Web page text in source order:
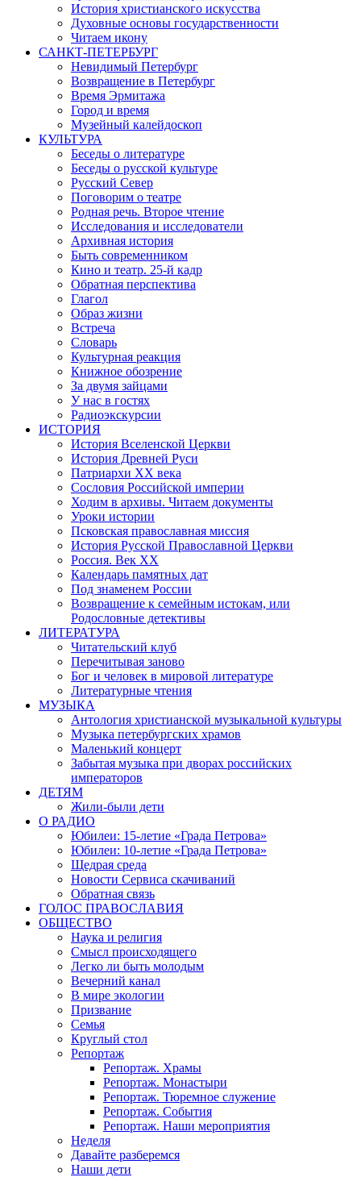
История христианского искусства
Духовные основы государственности
Читаем икону
САНКТ-ПЕТЕРБУРГ
Невидимый Петербург
Возвращение в Петербург
Время Эрмитажа
Город и время
Музейный калейдоскоп
КУЛЬТУРА
Беседы о литературе
Беседы о русской культуре
Русский Север
Поговорим о театре
Родная речь. Второе чтение
Исследования и исследователи
Архивная история
Быть современником
Кино и театр. 25-й кадр
Обратная перспектива
Глагол
Образ жизни
Встреча
Словарь
Культурная реакция
Книжное обозрение
За двумя зайцами
У нас в гостях
Радиоэкскурсии
ИСТОРИЯ
История Вселенской Церкви
История Древней Руси
Патриархи XX века
Сословия Российской империи
Ходим в архивы. Читаем документы
Уроки истории
Псковская православная миссия
История Русской Православной Церкви
Россия. Век ХХ
Календарь памятных дат
Под знаменем России
Возвращение к семейным истокам, или
Родословные детективы
ЛИТЕРАТУРА
Читательский клуб
Перечитывая заново
Бог и человек в мировой литературе
Литературные чтения
МУЗЫКА
Антология христианской музыкальной культуры
Музыка петербургских храмов
Маленький концерт
Забытая музыка при дворах российских
императоров
ДЕТЯМ
Жили-были дети
О РАДИО
Юбилеи: 15-летие «Града Петрова»
Юбилеи: 10-летие «Града Петрова»
Щедрая среда
Новости Сервиса скачиваний
Обратная связь
ГОЛОС ПРАВОСЛАВИЯ
ОБЩЕСТВО
Наука и религия
Смысл происходящего
Легко ли быть молодым
Вечерний канал
В мире экологии
Призвание
Семья
Круглый стол
Репортаж
Репортаж. Храмы
Репортаж. Монастыри
Репортаж. Тюремное служение
Репортаж. События
Репортаж. Наши мероприятия
Неделя
Давайте разберемся
Наши дети